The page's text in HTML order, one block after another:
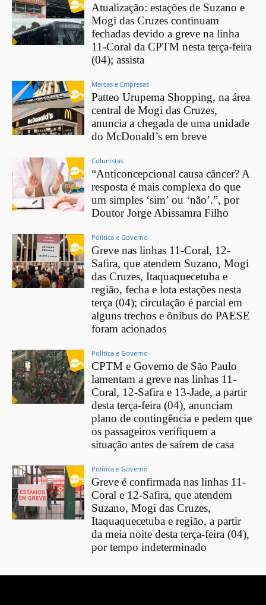
Atualização: estações de Suzano e
Mogi das Cruzes continuam
fechadas devido a greve na linha
11-Coral da CPTM nesta terça-feira
(04); assista
Marcas e Empresas
Patteo Urupema Shopping, na área
central de Mogi das Cruzes,
anuncia a chegada de uma unidade
do McDonald’s em breve
Colunistas
“Anticoncepcional causa câncer? A
resposta é mais complexa do que
um simples ‘sim’ ou ‘não’.”, por
Doutor Jorge Abissamra Filho
Política e Governo
Greve nas linhas 11-Coral, 12-
Safira, que atendem Suzano, Mogi
das Cruzes, Itaquaquecetuba e
região, fecha e lota estações nesta
terça (04); circulação é parcial em
alguns trechos e ônibus do PAESE
foram acionados
Política e Governo
CPTM e Governo de São Paulo
lamentam a greve nas linhas 11-
Coral, 12-Safira e 13-Jade, a partir
desta terça-feira (04), anunciam
plano de contingência e pedem que
os passageiros verifiquem a
situação antes de saírem de casa
Política e Governo
Greve é confirmada nas linhas 11-
Coral e 12-Safira, que atendem
Suzano, Mogi das Cruzes,
Itaquaquecetuba e região, a partir
da meia noite desta terça-feira (04),
por tempo indeterminado